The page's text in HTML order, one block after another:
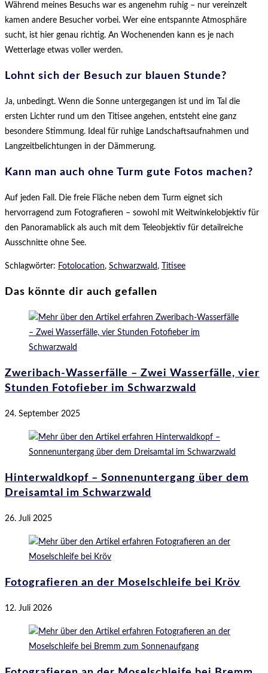
Während meines Besuchs war es angenehm ruhig – nur vereinzelt
kamen andere Besucher vorbei. Wer eine entspannte Atmosphäre
sucht, ist hier genau richtig. An Wochenenden kann es je nach
Wetterlage etwas voller werden.
Lohnt sich der Besuch zur blauen Stunde?
Ja, unbedingt. Wenn die Sonne untergegangen ist und im Tal die
ersten Lichter rund um den Titisee angehen, entsteht eine ganz
besondere Stimmung. Ideal für ruhige Landschaftsaufnahmen und
Langzeitbelichtungen in der Dämmerung.
Kann man auch ohne Turm gute Fotos machen?
Auf jeden Fall. Die freie Fläche neben dem Turm eignet sich
hervorragend zum Fotografieren – sowohl mit Weitwinkelobjektiv für
den Panoramablick als auch mit dem Teleobjektiv für detailreiche
Ausschnitte ohne See.
Schlagwörter: Fotolocation, Schwarzwald , Titisee
Das könnte dir auch gefallen
Zweribach-Wasserfälle – Zwei Wasserfälle, vier
Stunden Fotofieber im Schwarzwald
24. September 2025
Hinterwaldkopf – Sonnenuntergang über dem
Dreisamtal im Schwarzwald
26. Juli 2025
Fotografieren an der Moselschleife bei Kröv
12. Juli 2026